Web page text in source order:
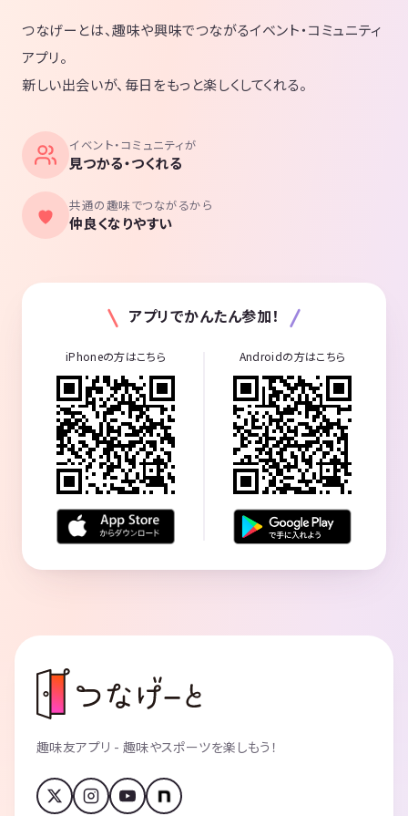
つなげーとは、趣味や興味でつながるイベント・コミュニティ
アプリ。
新しい出会いが、毎日をもっと楽しくしてくれる。
イベント・コミュニティが
見つかる・つくれる
共通の趣味でつながるから
仲良くなりやすい
アプリでかんたん参加！
iPhoneの方はこちら Androidの方はこちら
趣味友アプリ - 趣味やスポーツを楽しもう！